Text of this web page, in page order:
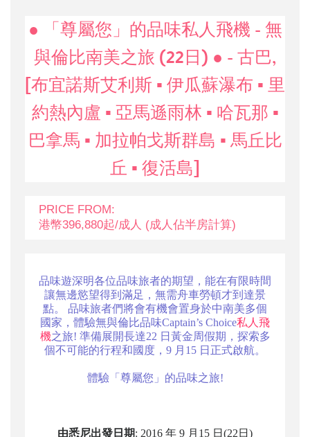
● 「尊屬您」的品味私人飛機 - 無
與倫比南美之旅 (22日) ● - 古巴,
[布宜諾斯艾利斯 ▪ 伊瓜蘇瀑布 ▪ 里
約熱內盧 ▪ 亞馬遜雨林 ▪ 哈瓦那 ▪
巴拿馬 ▪ 加拉帕戈斯群島 ▪ 馬丘比
丘 ▪ 復活島]
PRICE FROM:
港幣396,880起/成人 (成人佔半房計算)
品味遊深明各位品味旅者的期望，能在有限時間
讓無邊慾望得到滿足，無需舟車勞頓才到達景
點。 品味旅者們將會有機會置身於中南美多個
國家，體驗無與倫比品味Captain’s Choice私人飛
機之旅! 準備展開長達22 日黃金周假期，探索多
個不可能的行程和國度，9 月15 日正式啟航。
體驗「尊屬您」的品味之旅!
由悉尼出發日期: 2016 年 9 月15 日(22日)